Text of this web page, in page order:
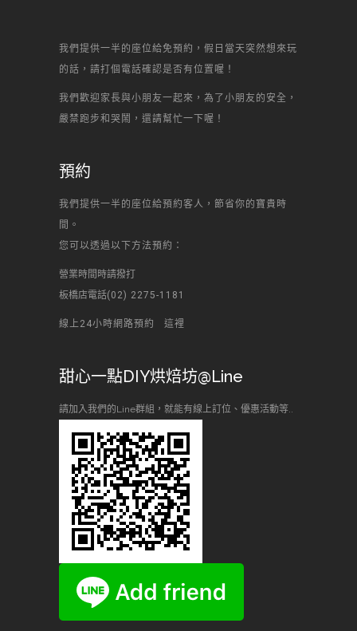
我們提供一半的座位給免預約，假日當天突然想來玩
的話，請打個電話確認是否有位置喔！
我們歡迎家長與小朋友一起來，為了小朋友的安全，
嚴禁跑步和哭鬧，還請幫忙一下喔！
預約
我們提供一半的座位給預約客人，節省你的寶貴時
間。
您可以透過以下方法預約：
營業時間時請撥打
板橋店電話(02) 2275-1181
線上24小時網路預約 這裡
甜心一點DIY烘焙坊@Line
請加入我們的Line群組，就能有線上訂位、優惠活動等..